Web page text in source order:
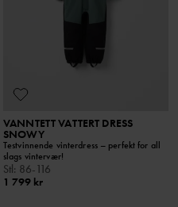
VANNTETT VATTERT DRESS
SNOWY
Testvinnende vinterdress – perfekt for all
slags vintervær!
Stl: 86-116
1 799 kr